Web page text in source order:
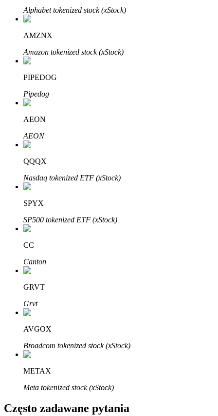
Naucz się stakingu
Dowiedz się, jak uzyskać dochód pasywny
Bitrue
AI
Bitruści Partnerzy
Afiliaci Bitrue
Alphabet tokenized stock (xStock)
AMZNX
Amazon tokenized stock (xStock)
PIPEDOG
Pipedog
AEON
AEON
QQQX
Nasdaq tokenized ETF (xStock)
SPYX
SP500 tokenized ETF (xStock)
CC
Canton
GRVT
Grvt
AVGOX
Broadcom tokenized stock (xStock)
METAX
Meta tokenized stock (xStock)
Często zadawane pytania